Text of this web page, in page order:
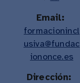
Email:
formacionincl
usiva@fundac
iononce.es
Dirección: